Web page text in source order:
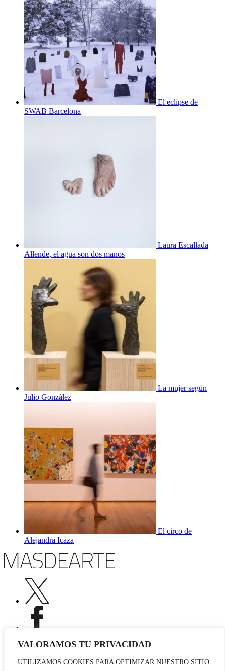
VALORAMOS TU PRIVACIDAD
UTILIZAMOS COOKIES PARA OPTIMIZAR NUESTRO SITIO
El eclipse de
SWAB Barcelona
Laura Escallada
Allende, el agua son dos manos
La mujer según
Julio González
El circo de
Alejandra Icaza